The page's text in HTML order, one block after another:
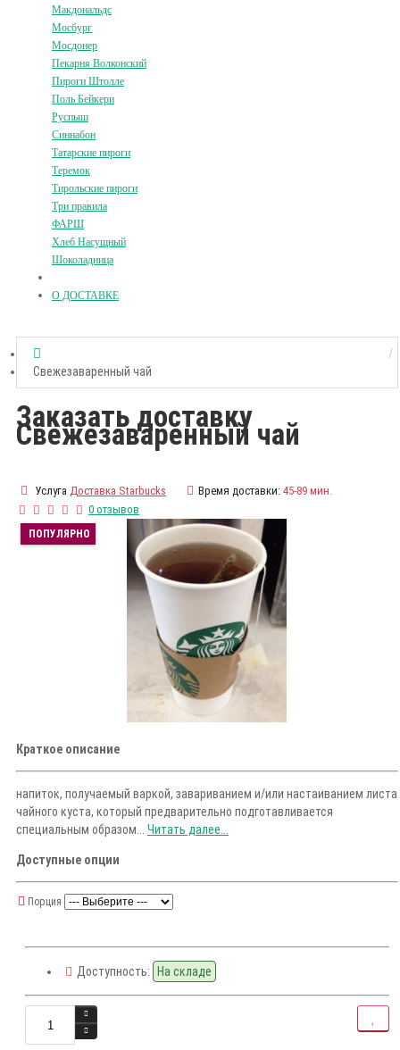
Макдональдс
Мосбург
Мосдонер
Пекарня Волконский
Пироги Штолле
Поль Бейкери
Руспыш
Синнабон
Татарские пироги
Теремок
Тирольские пироги
Три правила
ФАРШ
Хлеб Насущный
Шоколадница
О ДОСТАВКЕ
Свежезаваренный чай
Заказать доставку
Свежезаваренный чай
Услуга Доставка Starbucks Время доставки: 45-89 мин.
0 отзывов
ПОПУЛЯРНО
Краткое описание
напиток, получаемый варкой, завариванием и/или настаиванием листа
чайного куста, который предварительно подготавливается
специальным образом... Читать далее...
Доступные опции
Порция
Доступность: На складе